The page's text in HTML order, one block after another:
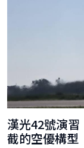
漢光42號演
截的空優構型